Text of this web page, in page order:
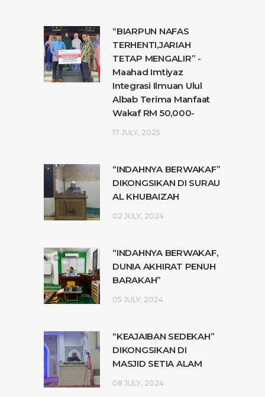
“BIARPUN NAFAS
TERHENTI,JARIAH
TETAP MENGALIR” -
Maahad Imtiyaz
Integrasi Ilmuan Ulul
Albab Terima Manfaat
Wakaf RM 50,000-
17 JULY, 2025
“INDAHNYA BERWAKAF”
DIKONGSIKAN DI SURAU
AL KHUBAIZAH
02 JULY, 2024
“INDAHNYA BERWAKAF,
DUNIA AKHIRAT PENUH
BARAKAH”
05 JULY, 2024
“KEAJAIBAN SEDEKAH”
DIKONGSIKAN DI
MASJID SETIA ALAM
08 JULY, 2024